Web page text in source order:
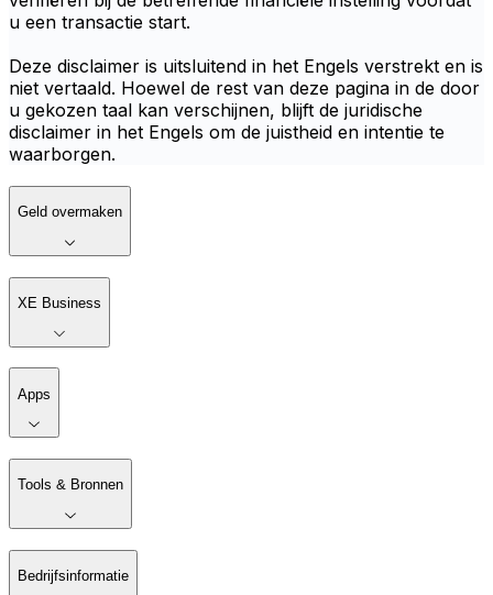
u een transactie start.
Deze disclaimer is uitsluitend in het Engels verstrekt en is
niet vertaald. Hoewel de rest van deze pagina in de door
u gekozen taal kan verschijnen, blijft de juridische
disclaimer in het Engels om de juistheid en intentie te
waarborgen.
Geld overmaken
XE Business
Apps
Tools & Bronnen
Bedrijfsinformatie